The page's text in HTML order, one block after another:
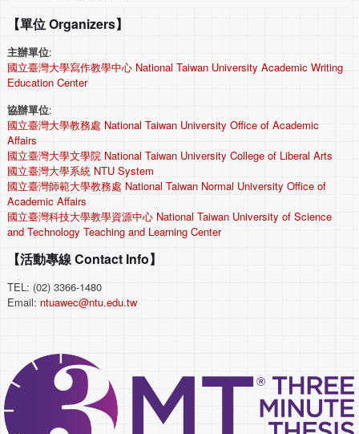
【單位 Organizers】
主辦單位:
國立臺灣大學寫作教學中心 National Taiwan University Academic Writing
Education Center
協辦單位:
國立臺灣大學教務處 National Taiwan University Office of Academic
Affairs
國立臺灣大學文學院 National Taiwan University College of Liberal Arts
國立臺灣大學系統 NTU System
國立臺灣師範大學教務處 National Taiwan Normal University Office of
Academic Affairs
國立臺灣科技大學教學資源中心 National Taiwan University of Science
and Technology Teaching and Learning Center
【活動專線 Contact Info】
TEL: (02) 3366-1480
Email: ntuawec@ntu.edu.tw